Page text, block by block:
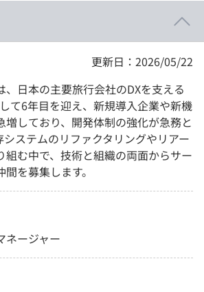
更新日：2026/05/22
、日本の主要旅行会社のDXを支える
て6年目を迎え、新規導入企業や新機
増しており、開発体制の強化が急務と
システムのリファクタリングやリアー
組む中で、技術と組織の両面からサー
を募集します。
ネージャー